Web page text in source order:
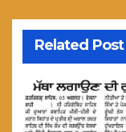
Related Post